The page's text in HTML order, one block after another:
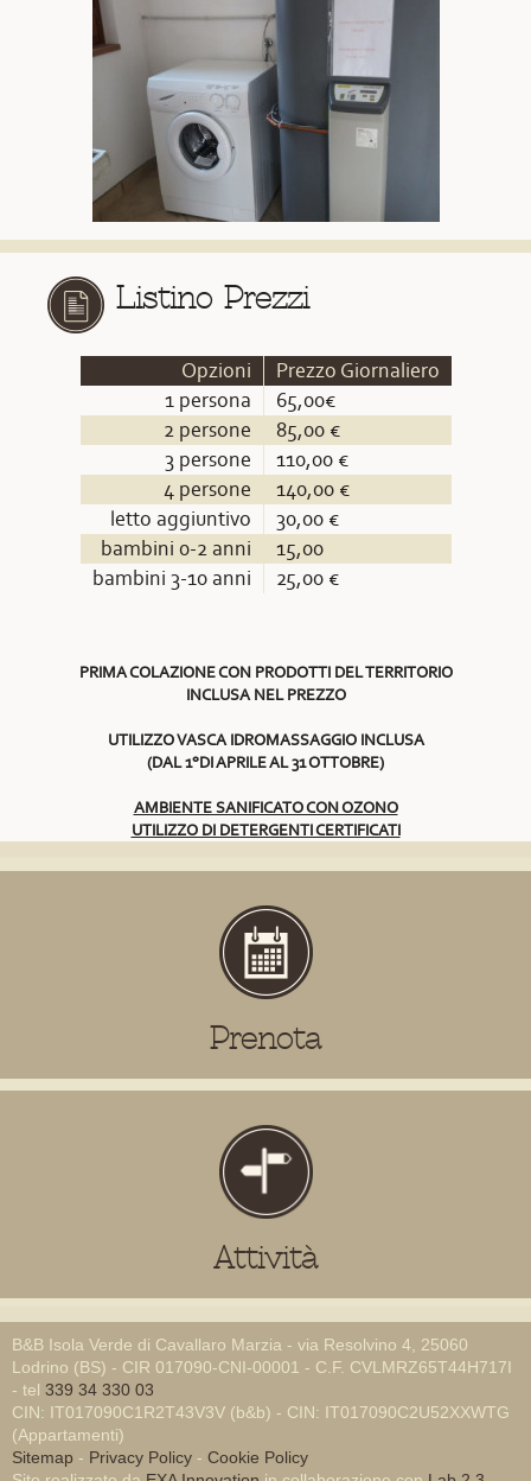
Listino Prezzi
Opzioni
Prezzo Giornaliero
1 persona
65,00€
2 persone
85,00 €
3 persone
110,00 €
4 persone
140,00 €
letto aggiuntivo
30,00 €
bambini 0-2 anni
15,00
bambini 3-10 anni
25,00 €
PRIMA COLAZIONE CON PRODOTTI DEL TERRITORIO
INCLUSA NEL PREZZO
UTILIZZO VASCA IDROMASSAGGIO INCLUSA
(DAL 1°DI APRILE AL 31 OTTOBRE)
AMBIENTE SANIFICATO CON OZONO
UTILIZZO DI DETERGENTI CERTIFICATI
Prenota
Attività
B&B Isola Verde di Cavallaro Marzia - via Resolvino 4, 25060
Lodrino (BS) - CIR 017090-CNI-00001 - C.F. CVLMRZ65T44H717I
- tel 339 34 330 03
CIN: IT017090C1R2T43V3V (b&b) - CIN: IT017090C2U52XXWTG
(Appartamenti)
Sitemap - Privacy Policy - Cookie Policy